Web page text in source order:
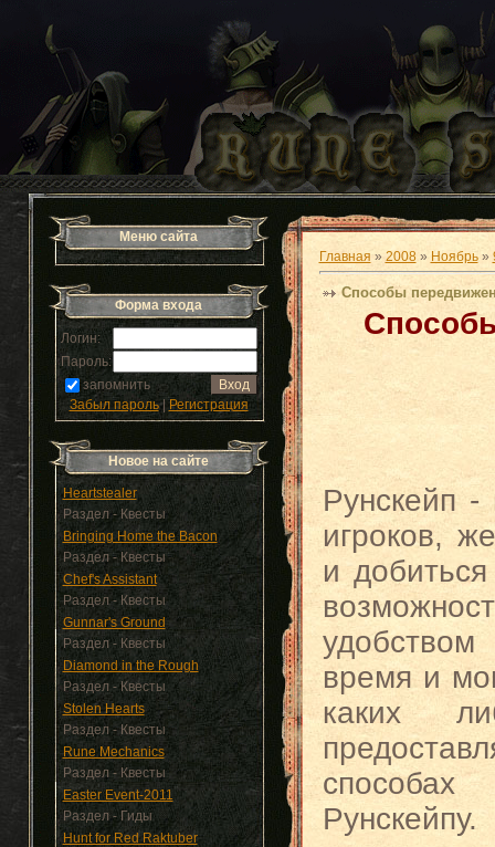
Меню сайта
Форма входа
Логин:
Пароль:
запомнить
Забыл пароль|Регистрация
Новое на сайте
Heartstealer
Раздел - Квесты
Bringing Home the Bacon
Раздел - Квесты
Chef's Assistant
Раздел - Квесты
Gunnar's Ground
Раздел - Квесты
Diamond in the Rough
Раздел - Квесты
Stolen Hearts
Раздел - Квесты
Rune Mechanics
Раздел - Квесты
Easter Event-2011
Раздел - Гиды
Hunt for Red Raktuber
Главная » 2008 » Ноябрь »
Способы
Рунскейп
игроков,
и
удобством
время и
каких
Рунскейпу.